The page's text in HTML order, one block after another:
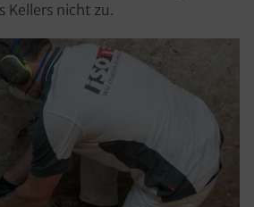
Kellers nicht zu.